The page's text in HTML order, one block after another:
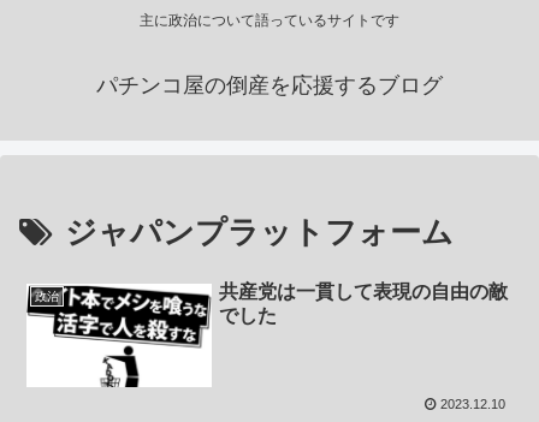
主に政治について語っているサイトです
パチンコ屋の倒産を応援するブログ
ジャパンプラットフォーム
政治
共産党は一貫して表現の自由の敵
でした
2023.12.10